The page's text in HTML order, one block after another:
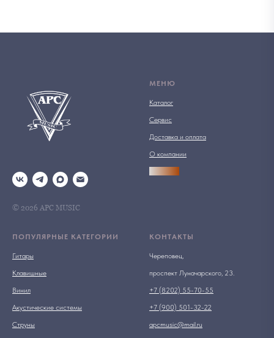
© 2026 АРС MUSIC
МЕНЮ
Каталог
Сервис
Доставка и оплата
О компании
ПОПУЛЯРНЫЕ КАТЕГОРИИ
Гитары
Клавишные
Винил
Акустические системы
Струны
КОНТАКТЫ
Череповец,
проспект Луначарского, 23.
+7 (8202) 55-70-55
+7 (900) 501-32-22
apcmusic@mail.ru